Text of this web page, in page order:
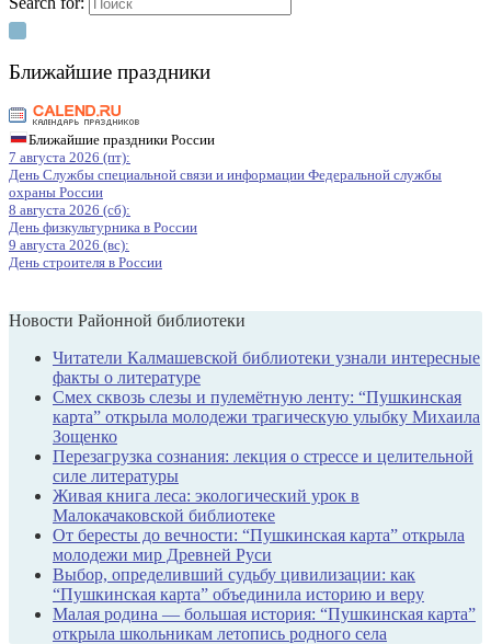
Ближайшие праздники
Ближайшие праздники России
7 августа 2026 (пт):
День Службы специальной связи и информации Федеральной службы
охраны России
8 августа 2026 (сб):
День физкультурника в России
9 августа 2026 (вс):
День строителя в России
Новости Районной библиотеки
Читатели Калмашевской библиотеки узнали интересные
факты о литературе
Смех сквозь слезы и пулемётную ленту: “Пушкинская
карта” открыла молодежи трагическую улыбку Михаила
Зощенко
Перезагрузка сознания: лекция о стрессе и целительной
силе литературы
Живая книга леса: экологический урок в
Малокачаковской библиотеке
От бересты до вечности: “Пушкинская карта” открыла
молодежи мир Древней Руси
Выбор, определивший судьбу цивилизации: как
“Пушкинская карта” объединила историю и веру
Малая родина — большая история: “Пушкинская карта”
открыла школьникам летопись родного села